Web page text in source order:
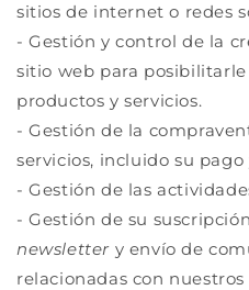
sitios de internet o redes
- Gestión y control de la
sitio web para
productos y servicios.
- Gestión de la
servicios, incluido su
- Gestión de las
- Gestión de su
newsletter y envío de
relacionadas con